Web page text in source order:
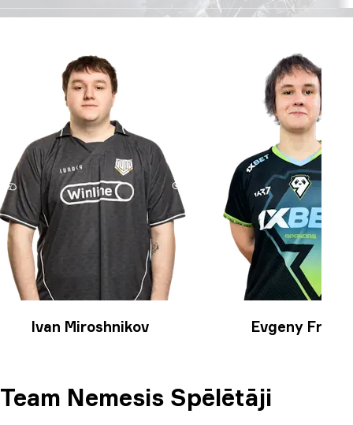
Ivan Miroshnikov Evgeny Frolov
Team Nemesis Spēlētāji